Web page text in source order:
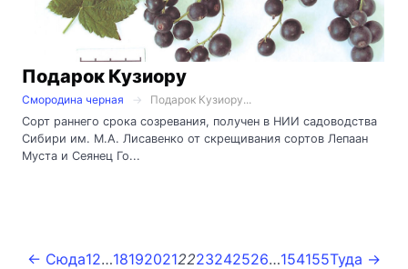
Подарок Кузиору
Смородина черная
Подарок Кузиору...
Сорт раннего срока созревания, получен в НИИ садоводства
Сибири им. М.А. Лисавенко от скрещивания сортов Лепаан
Муста и Сеянец Го...
← Сюда12…181920212223242526…154155Туда →